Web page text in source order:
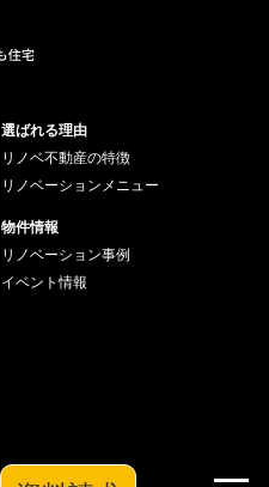
選ばれる理由
リノベ不動産の特徴
リノベーションメニュー
物件情報
リノベーション事例
イベント情報